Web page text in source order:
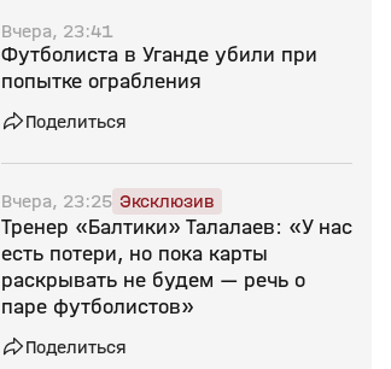
Вчера, 23:41
Футболиста в Уганде убили при
попытке ограбления
Поделиться
Вчера, 23:25 Эксклюзив
Тренер «Балтики» Талалаев: «У нас
есть потери, но пока карты
раскрывать не будем — речь о
паре футболистов»
Поделиться